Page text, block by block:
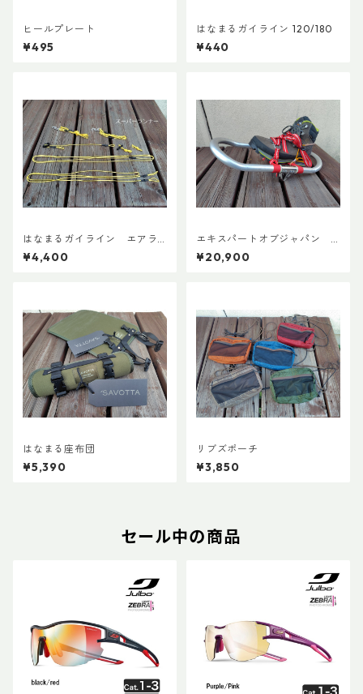
ヒールプレート
¥495
はなまるガイライン 120/180
¥440
はなまるガイライン エアラ
イズ張り綱セット
¥4,400
エキスパートオブジャパン
スノーシューズL ADDカスタ
ムVer.5
¥20,900
はなまる座布団
¥5,390
リブズポーチ
¥3,850
セール中の商品